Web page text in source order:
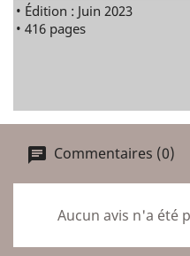
• Édition : Juin 2023
• 416 pages
Commentaires (0)
Aucun avis n'a été